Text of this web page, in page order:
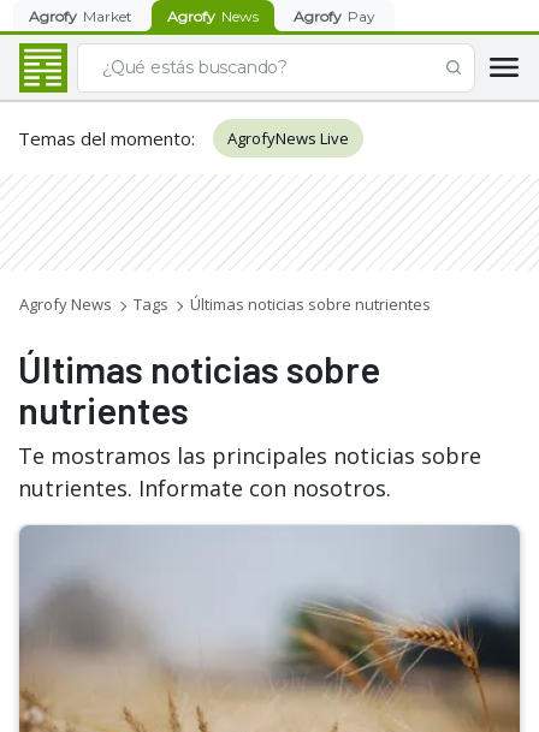
Agrofy Market Agrofy News Agrofy Pay
Temas del momento: AgrofyNews Live
Agrofy News Tags Últimas noticias sobre nutrientes
Últimas noticias sobre
nutrientes
Te mostramos las principales noticias sobre
nutrientes. Informate con nosotros.